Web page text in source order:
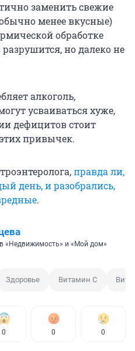
заменить свежие
менее вкусные)
обработке
но далеко не
алкоголь,
усваиваться хуже,
дефицитов стоит
привычек.
правда ли,
день, и разобрались,
.
«Недвижимость» и «Мой дом»
Здоровье Витамин С
0 0 0